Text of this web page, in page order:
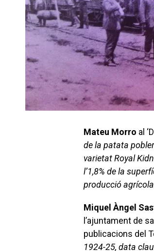
Mateu Morro al
de la patata
varietat Royal
l’1,8% de la
producció
Miquel Àngel
l’ajuntament de
publicacions del
1924-25, data